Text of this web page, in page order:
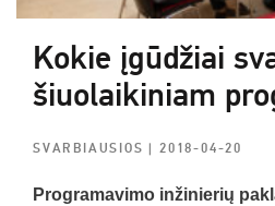
Kokie įgūdžiai
šiuolaikiniam
SVARBIAUSIOS | 2018-04-20
Programavimo inžinierių